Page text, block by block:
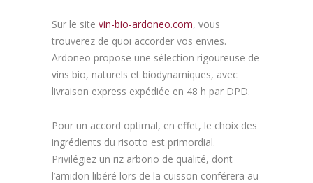
Sur le site vin-bio-ardoneo.com, vous
trouverez de quoi accorder vos envies.
Ardoneo propose une sélection rigoureuse de
vins bio, naturels et biodynamiques, avec
livraison express expédiée en 48 h par DPD.
Pour un accord optimal, en effet, le choix des
ingrédients du risotto est primordial.
Privilégiez un riz arborio de qualité, dont
l’amidon libéré lors de la cuisson conférera au